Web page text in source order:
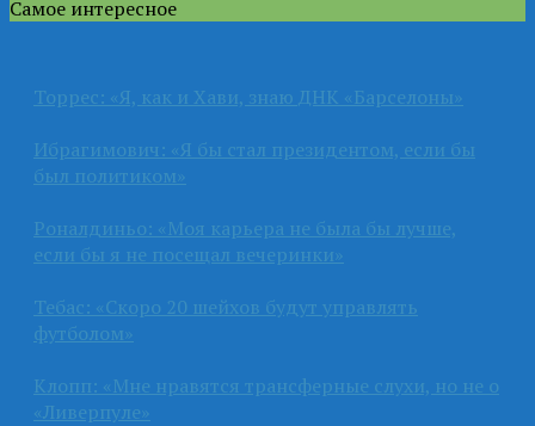
Самое интересное
Торрес: «Я, как и Хави, знаю ДНК «Барселоны»
Ибрагимович: «Я бы стал президентом, если бы
был политиком»
Роналдиньо: «Моя карьера не была бы лучше,
если бы я не посещал вечеринки»
Тебас: «Скоро 20 шейхов будут управлять
футболом»
Клопп: «Мне нравятся трансферные слухи, но не о
«Ливерпуле»